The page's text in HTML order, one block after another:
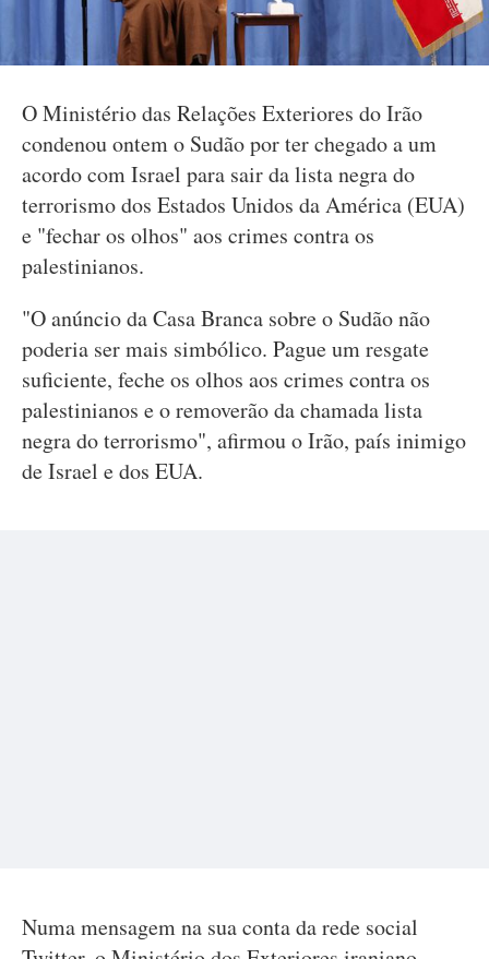
O Ministério das Relações Exteriores do Irão
condenou ontem o Sudão por ter chegado a um
acordo com Israel para sair da lista negra do
terrorismo dos Estados Unidos da América (EUA)
e "fechar os olhos" aos crimes contra os
palestinianos.
"O anúncio da Casa Branca sobre o Sudão não
poderia ser mais simbólico. Pague um resgate
suficiente, feche os olhos aos crimes contra os
palestinianos e o removerão da chamada lista
negra do terrorismo", afirmou o Irão, país inimigo
de Israel e dos EUA.
Numa mensagem na sua conta da rede social